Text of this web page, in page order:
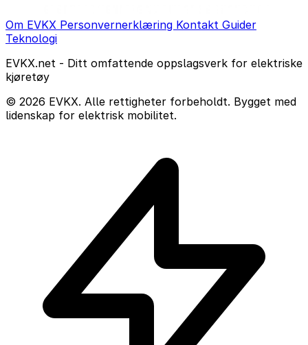
Om EVKX Personvernerklæring Kontakt Guider
Teknologi
EVKX.net - Ditt omfattende oppslagsverk for elektriske
kjøretøy
© 2026 EVKX. Alle rettigheter forbeholdt. Bygget med
lidenskap for elektrisk mobilitet.